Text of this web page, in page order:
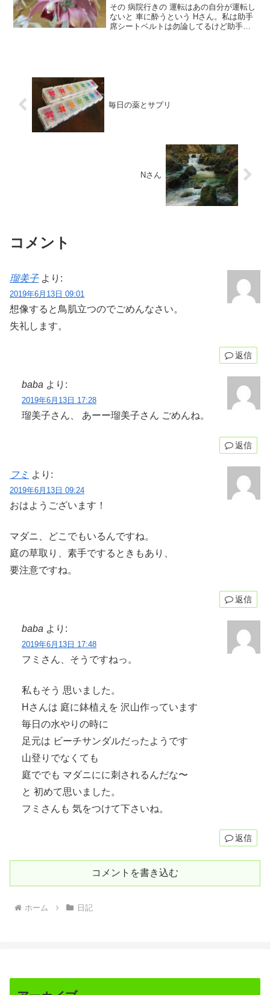
その 病院行きの 運転はあの自分が運転し
ないと 車に酔うという Hさん。私は助手
席シートベルトは勿論してるけど助手席
毎日の薬とサプリ
Nさん
コメント
瑠美子 より:
2019年6月13日 09:01
想像すると鳥肌立つのでごめんなさい。
失礼します。
返信
baba より:
2019年6月13日 17:28
瑠美子さん、 あーー瑠美子さん ごめんね。
返信
フミ より:
2019年6月13日 09:24
おはようございます！
マダニ、どこでもいるんですね。
庭の草取り、素手でするときもあり、
要注意ですね。
返信
baba より:
2019年6月13日 17:48
フミさん、そうですねっ。
私もそう 思いました。
Hさんは 庭に鉢植えを 沢山作っています
毎日の水やりの時に
足元は ビーチサンダルだったようです
山登りでなくても
庭ででも マダニにに刺されるんだな〜
と 初めて思いました。
フミさんも 気をつけて下さいね。
返信
コメントを書き込む
ホーム 日記